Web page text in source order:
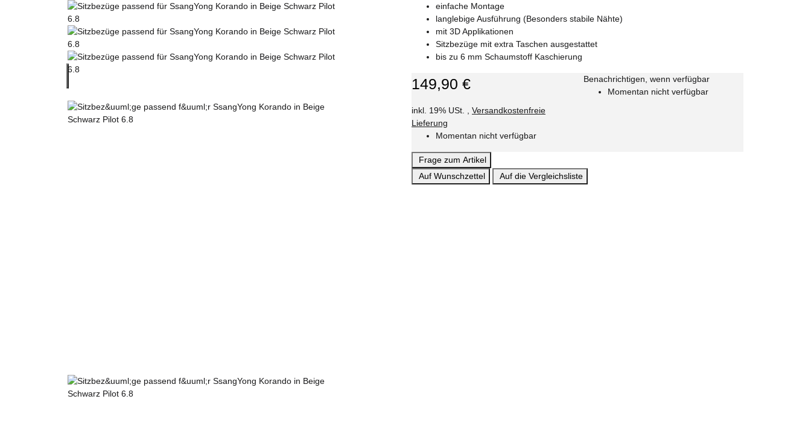
einfache Montage
langlebige Ausführung (Besonders stabile Nähte)
mit 3D Applikationen
Sitzbezüge mit extra Taschen ausgestattet
bis zu 6 mm Schaumstoff Kaschierung
149,90 €
inkl. 19% USt. , Versandkostenfreie
Lieferung
Momentan nicht verfügbar
Benachrichtigen, wenn verfügbar
Momentan nicht verfügbar
Frage zum Artikel
Auf Wunschzettel
Auf die Vergleichsliste